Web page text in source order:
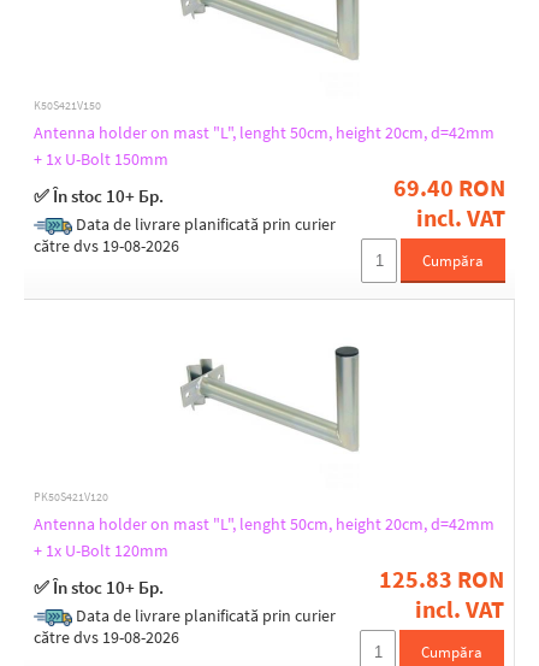
K50S421V150
Antenna holder on mast "L", lenght 50cm, height 20cm, d=42mm
+ 1x U-Bolt 150mm
✅ În stoc 10+ Бр.
Data de livrare planificată prin curier
către dvs 19-08-2026
69.40 RON
incl. VAT
Cumpăra
PK50S421V120
Antenna holder on mast "L", lenght 50cm, height 20cm, d=42mm
+ 1x U-Bolt 120mm
✅ În stoc 10+ Бр.
Data de livrare planificată prin curier
către dvs 19-08-2026
125.83 RON
incl. VAT
Cumpăra